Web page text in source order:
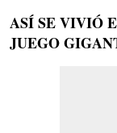
ASÍ SE VIVIÓ
JUEGO